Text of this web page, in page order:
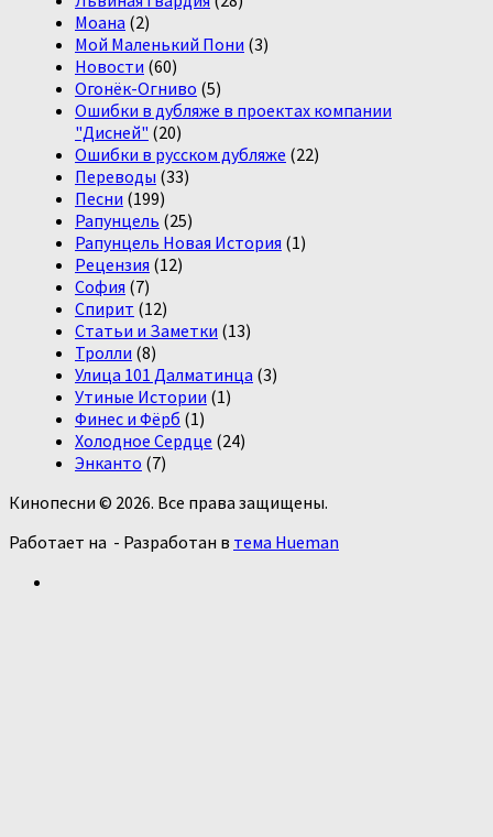
Моана (2)
Мой Маленький Пони (3)
Новости (60)
Огонёк-Огниво (5)
Ошибки в дубляже в проектах компании
"Дисней" (20)
Ошибки в русском дубляже (22)
Переводы (33)
Песни (199)
Рапунцель (25)
Рапунцель Новая История (1)
Рецензия (12)
София (7)
Спирит (12)
Статьи и Заметки (13)
Тролли (8)
Улица 101 Далматинца (3)
Утиные Истории (1)
Финес и Фёрб (1)
Холодное Сердце (24)
Энканто (7)
Кинопесни © 2026. Все права защищены.
Работает на - Разработан в тема Hueman